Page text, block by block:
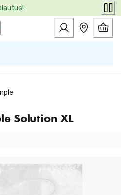
Solution XL
Solution XL